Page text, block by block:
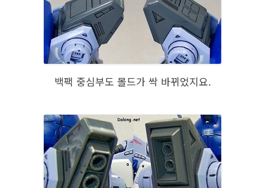
백팩 중심부도 몰드가 싹 바뀌었지요.